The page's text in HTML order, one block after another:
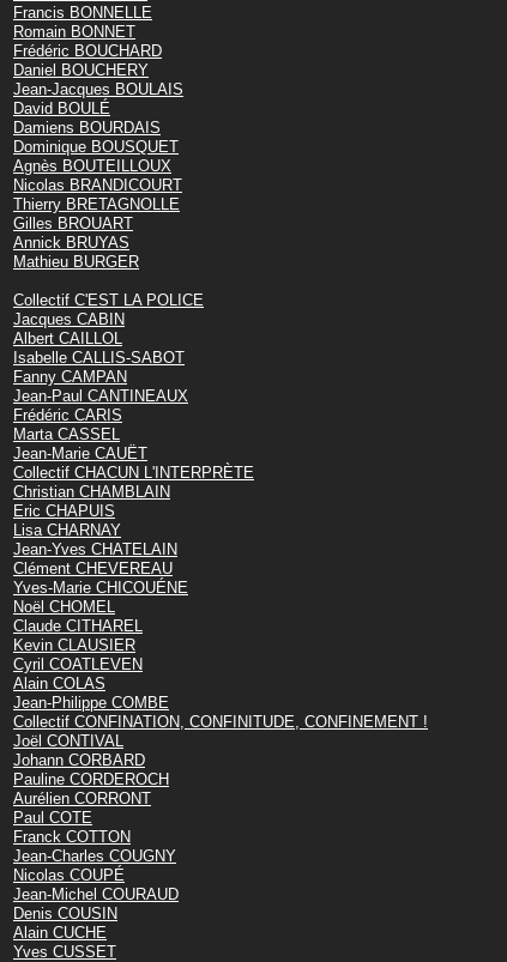
Francis BONNELLE
Romain BONNET
Frédéric BOUCHARD
Daniel BOUCHERY
Jean-Jacques BOULAIS
David BOULÉ
Damiens BOURDAIS
Dominique BOUSQUET
Agnès BOUTEILLOUX
Nicolas BRANDICOURT
Thierry BRETAGNOLLE
Gilles BROUART
Annick BRUYAS
Mathieu BURGER
Collectif C'EST LA POLICE
Jacques CABIN
Albert CAILLOL
Isabelle CALLIS-SABOT
Fanny CAMPAN
Jean-Paul CANTINEAUX
Frédéric CARIS
Marta CASSEL
Jean-Marie CAUËT
Collectif CHACUN L'INTERPRÈTE
Christian CHAMBLAIN
Eric CHAPUIS
Lisa CHARNAY
Jean-Yves CHATELAIN
Clément CHEVEREAU
Yves-Marie CHICOUÉNE
Noël CHOMEL
Claude CITHAREL
Kevin CLAUSIER
Cyril COATLEVEN
Alain COLAS
Jean-Philippe COMBE
Collectif CONFINATION, CONFINITUDE, CONFINEMENT !
Joël CONTIVAL
Johann CORBARD
Pauline CORDEROCH
Aurélien CORRONT
Paul COTE
Franck COTTON
Jean-Charles COUGNY
Nicolas COUPÉ
Jean-Michel COURAUD
Denis COUSIN
Alain CUCHE
Yves CUSSET